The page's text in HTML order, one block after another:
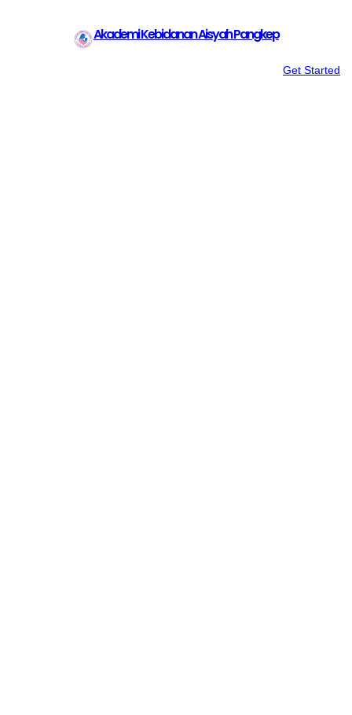
Akademi Kebidanan Aisyah Pangkep
Get Started